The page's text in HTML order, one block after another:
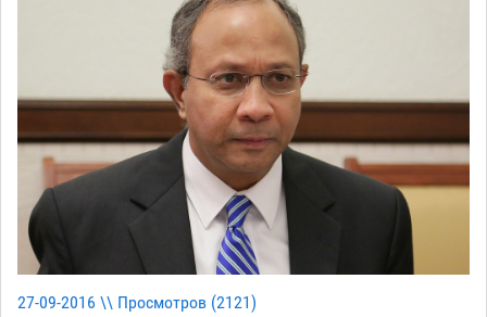
27-09-2016 \\ Просмотров (2121)